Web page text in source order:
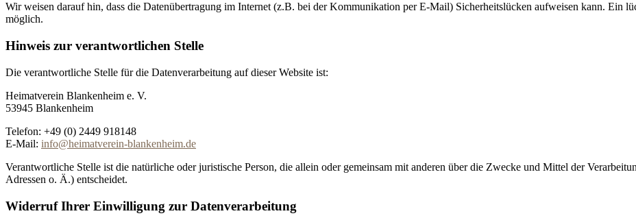
Wir weisen darauf hin, dass die Datenübertragung im Internet (z.B. bei der Kommunikation per E-Mail) Sicherheitslücken aufweisen kann. Ein
möglich.
Hinweis zur verantwortlichen Stelle
Die verantwortliche Stelle für die Datenverarbeitung auf dieser Website ist:
Heimatverein Blankenheim e. V.
53945 Blankenheim
Telefon: +49 (0) 2449 918148
E-Mail: info@heimatverein-blankenheim.de
Verantwortliche Stelle ist die natürliche oder juristische Person, die allein oder gemeinsam mit anderen über die Zwecke und Mittel der
Adressen o. Ä.) entscheidet.
Widerruf Ihrer Einwilligung zur Datenverarbeitung